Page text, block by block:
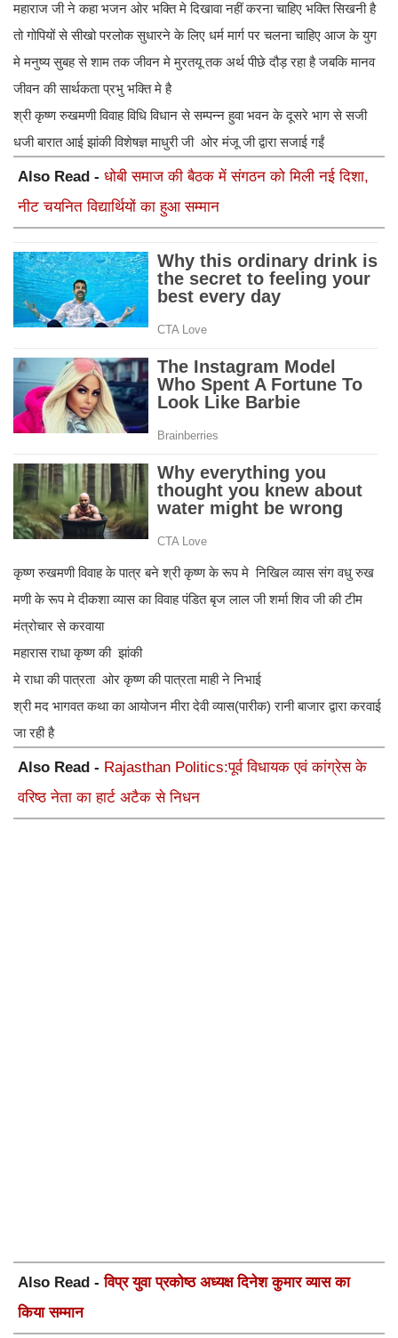
महाराज जी ने कहा भजन ओर भक्ति मे दिखावा नहीं करना चाहिए भक्ति सिखनी है
तो गोपियों से सीखो परलोक सुधारने के लिए धर्म मार्ग पर चलना चाहिए आज के युग
मे मनुष्य सुबह से शाम तक जीवन मे मुरतयू तक अर्थ पीछे दौड़ रहा है जबकि मानव
जीवन की सार्थकता प्रभु भक्ति मे है
श्री कृष्ण रुखमणी विवाह विधि विधान से सम्पन्न हुवा भवन के दूसरे भाग से सजी
धजी बारात आई झांकी विशेषज्ञ माधुरी जी ओर मंजू जी द्वारा सजाई गईं
Also Read - धोबी समाज की बैठक में संगठन को मिली नई दिशा,
नीट चयनित विद्यार्थियों का हुआ सम्मान
कृष्ण रुखमणी विवाह के पात्र बने श्री कृष्ण के रूप मे निखिल व्यास संग वधु रुख
मणी के रूप मे दीकशा व्यास का विवाह पंडित बृज लाल जी शर्मा शिव जी की टीम
मंत्रोचार से करवाया
महारास राधा कृष्ण की झांकी
मे राधा की पात्रता ओर कृष्ण की पात्रता माही ने निभाई
श्री मद भागवत कथा का आयोजन मीरा देवी व्यास(पारीक) रानी बाजार द्वारा करवाई
जा रही है
Also Read - Rajasthan Politics:पूर्व विधायक एवं कांग्रेस के
वरिष्ठ नेता का हार्ट अटैक से निधन
Also Read -विप्र युवा प्रकोष्ठ अध्यक्ष दिनेश कुमार व्यास का
किया सम्मान